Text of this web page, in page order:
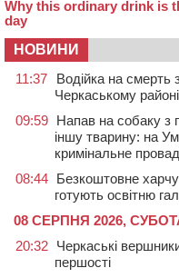
НОВИНИ
11:37
Водійка на смерть
Черкаському районі
09:59 Напав на собаку з
іншу тварину: на
кримінальне
08:44 Безкоштовне
готують освітню
08 СЕРПНЯ 2026,
20:32 Черкаські
першості